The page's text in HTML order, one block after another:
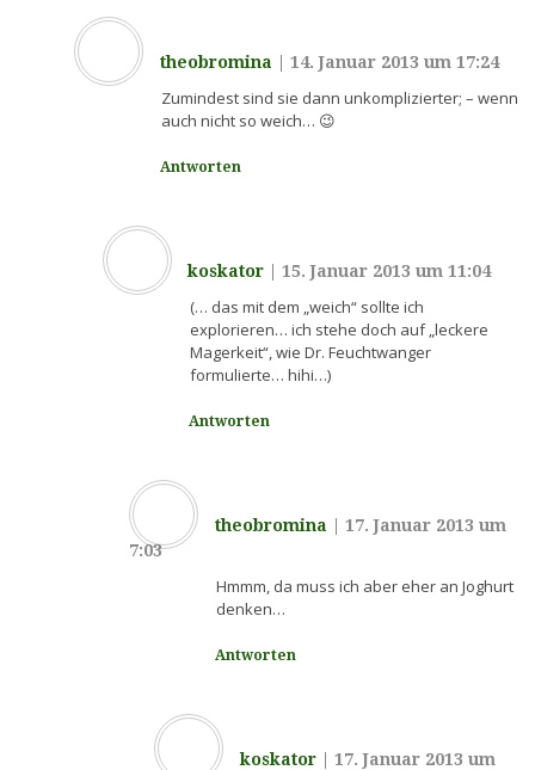
theobromina 14. Januar 2013 um 17:24
Zumindest sind sie dann unkomplizierter; – wenn
auch nicht so weich… 😉
Antworten
koskator |15. Januar 2013 um 11:04
(… das mit dem „weich“ sollte ich
explorieren… ich stehe doch auf „leckere
Magerkeit“, wie Dr. Feuchtwanger
formulierte… hihi…)
Antworten
theobromina
17. Januar 2013 um
7:03
Hmmm, da muss ich aber eher an Joghurt
denken…
Antworten
koskator| 17. Januar 2013 um